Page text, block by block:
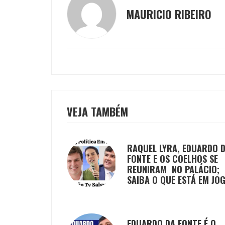
MAURICIO RIBEIRO
VEJA TAMBÉM
RAQUEL LYRA, EDUARDO
FONTE E OS COELHOS SE
REUNIRAM NO PALÁCIO;
SAIBA O QUE ESTÁ EM